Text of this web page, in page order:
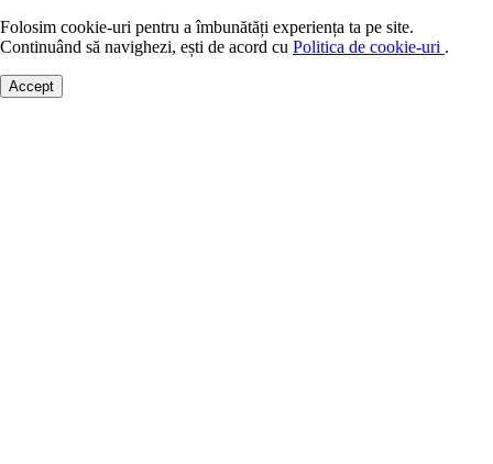
Folosim cookie-uri pentru a îmbunătăți experiența ta pe site.
Continuând să navighezi, ești de acord cu Politica de cookie-uri .
Accept